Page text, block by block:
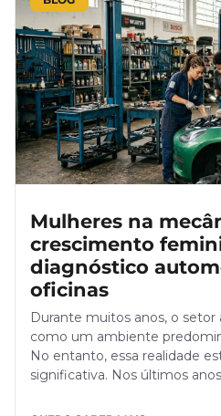
Mulheres na
crescimento
diagnóstico
oficinas
Durante muitos anos, o
como um ambiente
No entanto, essa realidade
significativa. Nos últimos